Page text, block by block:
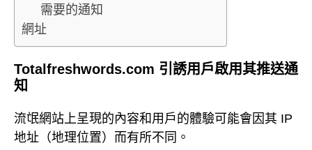
需要的通知
網址
Totalfreshwords.com 引誘用戶啟用其推送通
知
流氓網站上呈現的內容和用戶的體驗可能會因其 IP
地址（地理位置）而有所不同。